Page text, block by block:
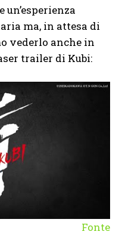
ma, in attesa di
vederlo anche in
trailer di Kubi:
Fonte